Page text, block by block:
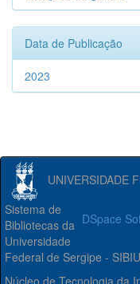
Data de Publicação
2023
UNIVERSIDADE
DSpace
Sistema de
Bibliotecas da
Universidade
Federal de Sergipe -
Núcleo de Tecnologia da